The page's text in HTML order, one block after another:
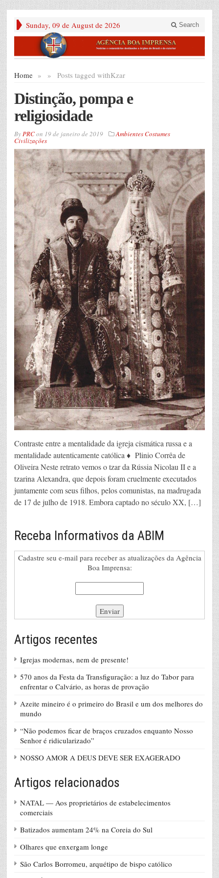
Sunday, 09 de August de 2026 Search
Home » Posts tagged with
» Kzar
Distinção, pompa e
religiosidade
ByPRCon 19 de janeiro de 2019 Ambientes Costumes
Civilizações
Contraste entre a mentalidade da igreja cismática russa e a
mentalidade autenticamente católica ♦ Plinio Corrêa de
Oliveira Neste retrato vemos o tzar da Rússia Nicolau II e a
tzarina Alexandra, que depois foram cruelmente executados
juntamente com seus filhos, pelos comunistas, na madrugada
de 17 de julho de 1918. Embora captado no século XX, […]
Receba Informativos da ABIM
Cadastre seu e-mail para receber as atualizações da Agência
Boa Imprensa:
Artigos recentes
Igrejas modernas, nem de presente!
570 anos da Festa da Transfiguração: a luz do Tabor para
enfrentar o Calvário, as horas de provação
Azeite mineiro é o primeiro do Brasil e um dos melhores do
mundo
“Não podemos ficar de braços cruzados enquanto Nosso
Senhor é ridicularizado”
NOSSO AMOR A DEUS DEVE SER EXAGERADO
Artigos relacionados
NATAL — Aos proprietários de estabelecimentos
comerciais
Batizados aumentam 24% na Coreia do Sul
Olhares que enxergam longe
São Carlos Borromeu, arquétipo de bispo católico